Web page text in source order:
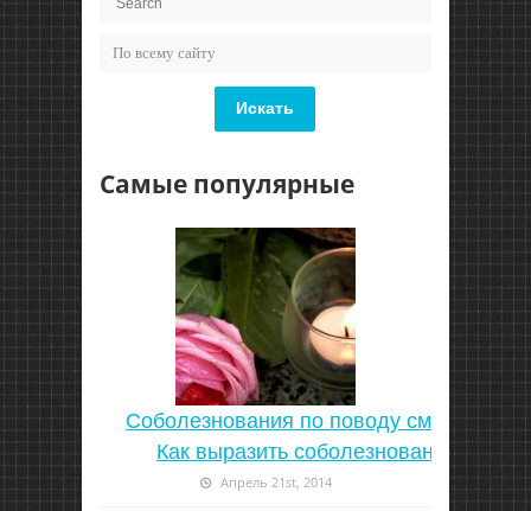
Искать
Самые популярные
Соболезнования по поводу смерти |
Как выразить соболезнование
Апрель 21st, 2014